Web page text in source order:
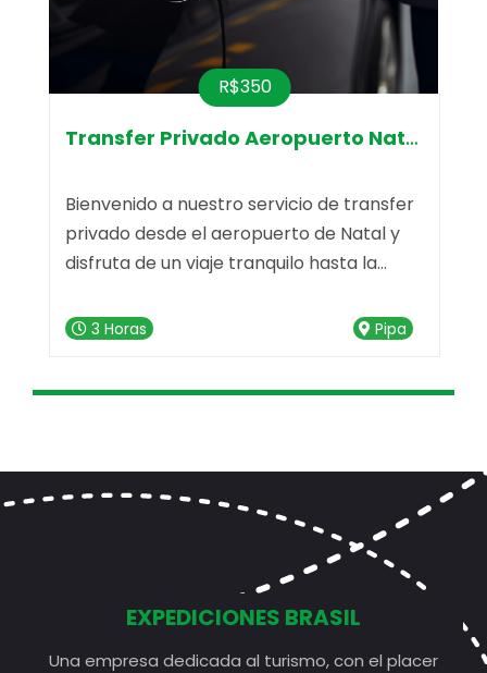
R$350
Transfer Privado Aeropuerto Natal-
Bienvenido a nuestro servicio de transfer
privado desde el aeropuerto de Natal y
disfruta de un viaje tranquilo hasta la
servicio de transfer está listo para hacer
3 Horas Pipa
EXPEDICIONES BRASIL
Una empresa dedicada al turismo, con el placer